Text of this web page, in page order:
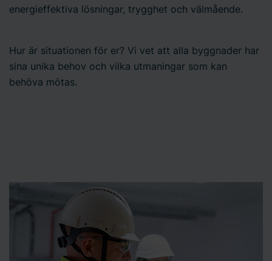
energieffektiva lösningar, trygghet och välmående.
Hur är situationen för er? Vi vet att alla byggnader har
sina unika behov och vilka utmaningar som kan
behöva mötas.